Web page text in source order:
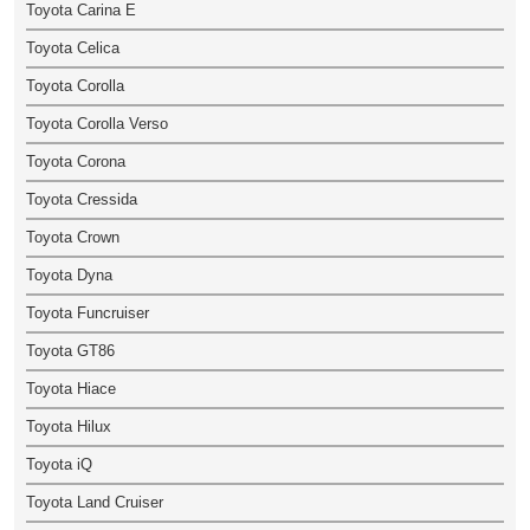
Toyota Carina E
Toyota Celica
Toyota Corolla
Toyota Corolla Verso
Toyota Corona
Toyota Cressida
Toyota Crown
Toyota Dyna
Toyota Funcruiser
Toyota GT86
Toyota Hiace
Toyota Hilux
Toyota iQ
Toyota Land Cruiser